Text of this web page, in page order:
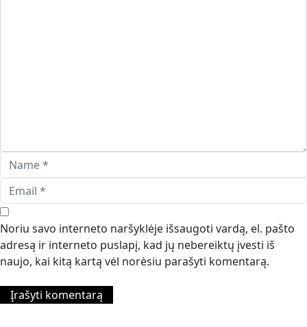
Noriu savo interneto naršyklėje išsaugoti vardą, el. pašto
adresą ir interneto puslapį, kad jų nebereiktų įvesti iš
naujo, kai kitą kartą vėl norėsiu parašyti komentarą.